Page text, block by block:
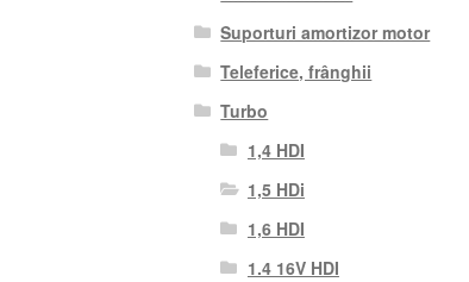
Suporturi amortizor motor
Teleferice, frânghii
Turbo
1,4 HDI
1,5 HDi
1,6 HDI
1.4 16V HDI